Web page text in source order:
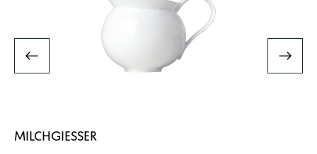
MILCHGIESSER